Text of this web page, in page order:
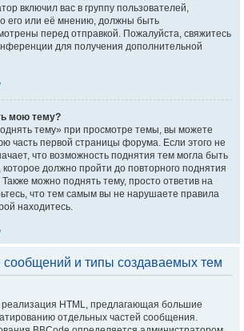
включил вас в группу пользователей,
его или её мнению, должны быть
перед отправкой. Пожалуйста, свяжитесь
для получения дополнительной
мою тему?
тему» при просмотре темы, вы можете
часть первой страницы форума. Если этого не
что возможность поднятия тем могла быть
должно пройти до повторного поднятия
можно поднять тему, просто ответив на
что тем самым вы не нарушаете правила
находитесь.
и типы создаваемых тем
HTML, предлагающая большие
отдельных частей сообщения.